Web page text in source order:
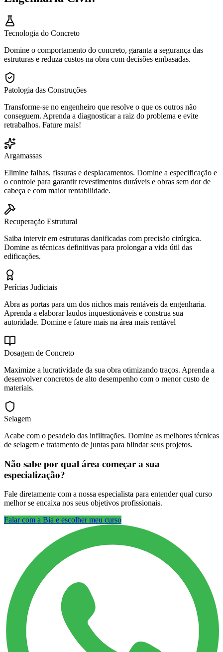
Tecnologia do Concreto
Domine o comportamento do concreto, garanta a segurança das
estruturas e reduza custos na obra com decisões embasadas.
Patologia das Construções
Transforme-se no engenheiro que resolve o que os outros não
conseguem. Aprenda a diagnosticar a raiz do problema e evite
retrabalhos. Fature mais!
Argamassas
Elimine falhas, fissuras e desplacamentos. Domine a especificação e
o controle para garantir revestimentos duráveis e obras sem dor de
cabeça e com maior rentabilidade.
Recuperação Estrutural
Saiba intervir em estruturas danificadas com precisão cirúrgica.
Domine as técnicas definitivas para prolongar a vida útil das
edificações.
Perícias Judiciais
Abra as portas para um dos nichos mais rentáveis da engenharia.
Aprenda a elaborar laudos inquestionáveis e construa sua
autoridade. Domine e fature mais na área mais rentável
Dosagem de Concreto
Maximize a lucratividade da sua obra otimizando traços. Aprenda a
desenvolver concretos de alto desempenho com o menor custo de
materiais.
Selagem
Acabe com o pesadelo das infiltrações. Domine as melhores técnicas
de selagem e tratamento de juntas para blindar seus projetos.
Não sabe por qual área começar a sua
especialização?
Fale diretamente com a nossa especialista para entender qual curso
melhor se encaixa nos seus objetivos profissionais.
Falar com a Bia e escolher meu curso